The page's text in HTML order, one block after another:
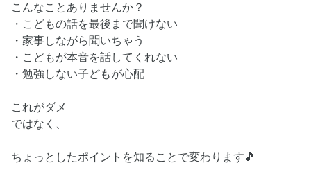
こんなことありませんか？
・こどもの話を最後まで聞けない
・家事しながら聞いちゃう
・こどもが本音を話してくれない
・勉強しない子どもが心配
これがダメ
ではなく、
ちょっとしたポイントを知ることで変わります🎵